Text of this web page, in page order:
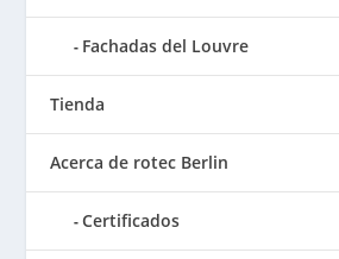
Fachadas del Louvre
Tienda
Acerca de rotec Berlin
Certificados